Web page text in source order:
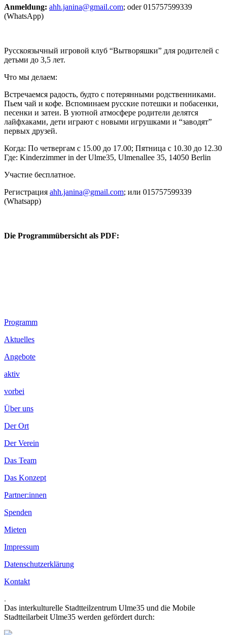
Anmeldung: ahh.janina@gmail.com; oder 015757599339
(WhatsApp)
Русскоязычный игровой клуб “Вытворяшки” для родителей с
детьми до 3,5 лет.
Что мы делаем:
Встречаемся радость, будто с потерянными родственниками.
Пьем чай и кофе. Вспоминаем русские потешки и побасенки,
песенки и затеи. В уютной атмосфере родители делятся
лайфхаками, дети играют с новыми игрушками и “заводят”
первых друзей.
Когда: По четвергам с 15.00 до 17.00; Пятница с 10.30 до 12.30
Где: Kinderzimmer in der Ulme35, Ulmenallee 35, 14050 Berlin
Участие бесплатное.
Регистрация ahh.janina@gmail.com; или 015757599339
(Whatsapp)
Die Programmübersicht als PDF:
Footer
Inhalt
Programm
Aktuelles
Angebote
aktiv
vorbei
Über uns
Der Ort
Der Verein
Das Team
Das Konzept
Partner:innen
Spenden
Mieten
Impressum
Datenschutzerklärung
Kontakt
.
Das interkulturelle Stadtteilzentrum Ulme35 und die Mobile
Stadtteilarbeit Ulme35 werden gefördert durch: